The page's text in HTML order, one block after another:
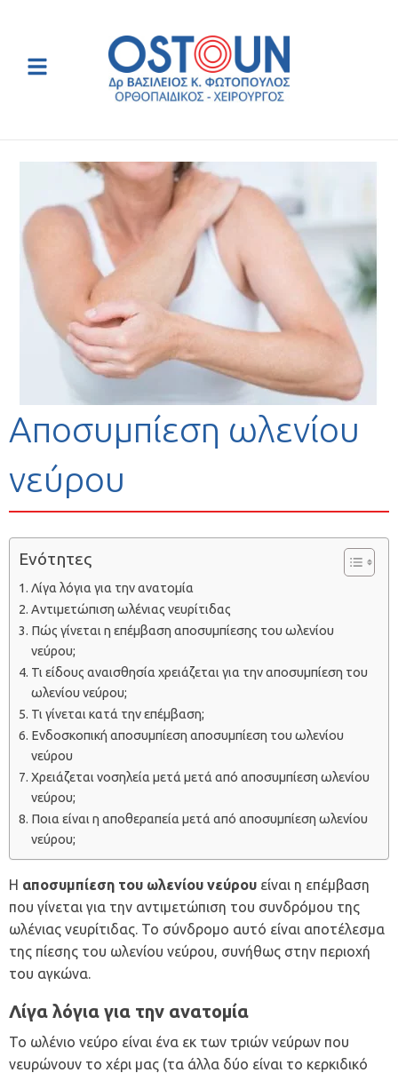
Αποσυμπίεση ωλενίου
νεύρου
Ενότητες
Λίγα λόγια για την ανατομία
Αντιμετώπιση ωλένιας νευρίτιδας
Πώς γίνεται η επέμβαση αποσυμπίεσης του ωλενίου
νεύρου;
Τι είδους αναισθησία χρειάζεται για την αποσυμπίεση του
ωλενίου νεύρου;
Τι γίνεται κατά την επέμβαση;
Ενδοσκοπική αποσυμπίεση αποσυμπίεση του ωλενίου
νεύρου
Χρειάζεται νοσηλεία μετά μετά από αποσυμπίεση ωλενίου
νεύρου;
Ποια είναι η αποθεραπεία μετά από αποσυμπίεση ωλενίου
νεύρου;
Η αποσυμπίεση του ωλενίου νεύρου είναι η επέμβαση
που γίνεται για την αντιμετώπιση του συνδρόμου της
ωλένιας νευρίτιδας. Το σύνδρομο αυτό είναι αποτέλεσμα
της πίεσης του ωλενίου νεύρου, συνήθως στην περιοχή
του αγκώνα.
Λίγα λόγια για την ανατομία
Το ωλένιο νεύρο είναι ένα εκ των τριών νεύρων που
νευρώνουν το χέρι μας (τα άλλα δύο είναι το κερκιδικό